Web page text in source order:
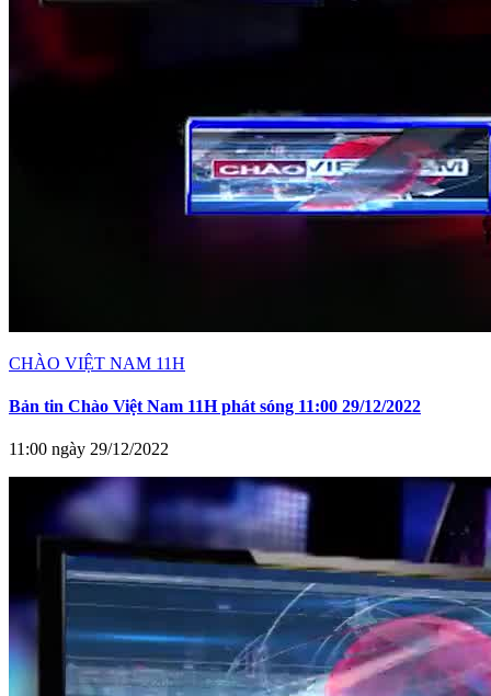
CHÀO VIỆT NAM 11H
Bản tin Chào Việt Nam 11H phát sóng 11:00 29/12/2022
11:00 ngày 29/12/2022